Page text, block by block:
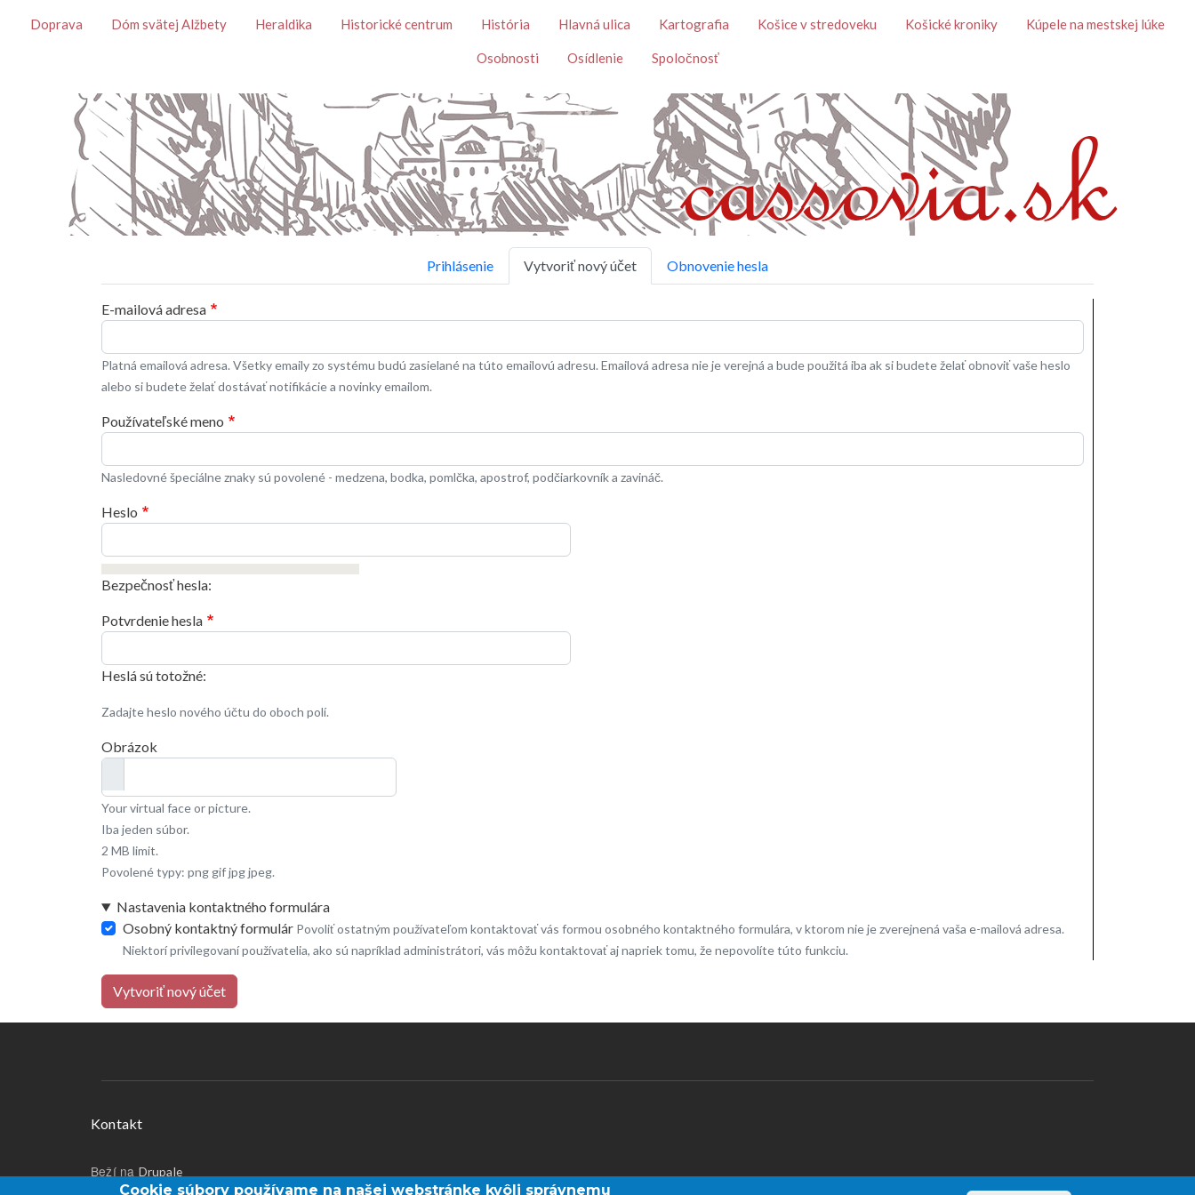
Témy
Doprava Dóm svätej Alžbety Heraldika Historické centrum História Hlavná ulica Kartografia Košice v stredoveku Košické kroniky Kúpele na mestskej lúke
Osobnosti Osídlenie Spoločnosť
Prihlásenie Vytvoriť nový účet Obnovenie hesla
E-mailová adresa
Platná emailová adresa. Všetky emaily zo systému budú zasielané na túto emailovú adresu. Emailová adresa nie je verejná a bude použitá iba ak si budete želať obnoviť vaše heslo
alebo si budete želať dostávať notifikácie a novinky emailom.
Používateľské meno
Nasledovné špeciálne znaky sú povolené - medzena, bodka, pomlčka, apostrof, podčiarkovník a zavináč.
Heslo
Bezpečnosť hesla:
Potvrdenie hesla
Heslá sú totožné:
Zadajte heslo nového účtu do oboch polí.
Obrázok
Your virtual face or picture.
Iba jeden súbor.
2 MB limit.
Povolené typy: png gif jpg jpeg.
Nastavenia kontaktného formulára
Osobný kontaktný formulár Povoliť ostatným používateľom kontaktovať vás formou osobného kontaktného formulára, v ktorom nie je zverejnená vaša e-mailová adresa.
Niektorí privilegovaní používatelia, ako sú napríklad administrátori, vás môžu kontaktovať aj napriek tomu, že nepovolíte túto funkciu.
Vytvoriť nový účet
Menu v päte
Kontakt
Beží na Drupale
Cookie súbory používame na našej webstránke kvôli správnemu